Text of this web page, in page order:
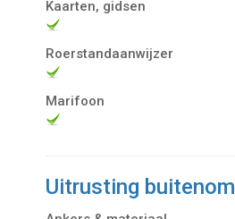
Kaarten, gidsen
Roerstandaanwijzer
Marifoon
Uitrusting buitenom